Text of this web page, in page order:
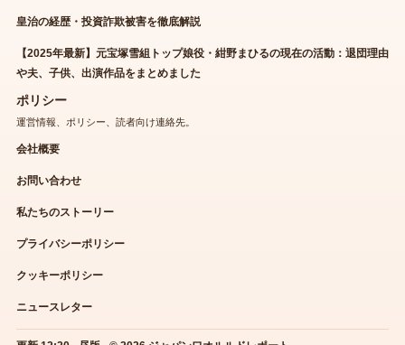
皇治の経歴・投資詐欺被害を徹底解説
【2025年最新】元宝塚雪組トップ娘役・紺野まひるの現在の活動：退団理由
や夫、子供、出演作品をまとめました
ポリシー
運営情報、ポリシー、読者向け連絡先。
会社概要
お問い合わせ
私たちのストーリー
プライバシーポリシー
クッキーポリシー
ニュースレター